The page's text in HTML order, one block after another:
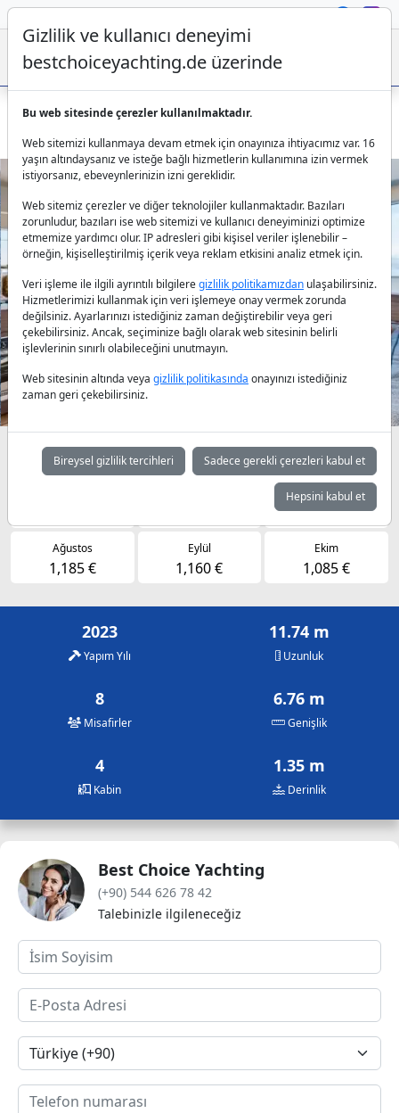
Lagoon 40 Mizu: Marmaris'te Konforlu Katamaran
Previous Next
Müsaitlik durumuna göre günlük fiyatlar
Temmuz
1,045 €
Ağustos
1,185 €
Eylül
1,160 €
Ekim
1,085 €
2023
Yapım Yılı
11.74 m
Uzunluk
8
Misafirler
6.76 m
Genişlik
4
Kabin
1.35 m
Derinlik
Best Choice Yachting
(+90) 544 626 78 42
Talebinizle ilgileneceğiz
Gizlilik ve kullanıcı deneyimi
bestchoiceyachting.de üzerinde
Bu web sitesinde çerezler kullanılmaktadır.
Web sitemizi kullanmaya devam etmek için onayınıza ihtiyacımız var. 16
yaşın altındaysanız ve isteğe bağlı hizmetlerin kullanımına izin vermek
istiyorsanız, ebeveynlerinizin izni gereklidir.
Web sitemiz çerezler ve diğer teknolojiler kullanmaktadır. Bazıları
zorunludur, bazıları ise web sitemizi ve kullanıcı deneyiminizi optimize
etmemize yardımcı olur. IP adresleri gibi kişisel veriler işlenebilir –
örneğin, kişiselleştirilmiş içerik veya reklam etkisini analiz etmek için.
Veri işleme ile ilgili ayrıntılı bilgileregizlilik politikamızdan ulaşabilirsiniz.
Hizmetlerimizi kullanmak için veri işlemeye onay vermek zorunda
değilsiniz. Ayarlarınızı istediğiniz zaman değiştirebilir veya geri
çekebilirsiniz. Ancak, seçiminize bağlı olarak web sitesinin belirli
işlevlerinin sınırlı olabileceğini unutmayın.
Web sitesinin altında veya gizlilik politikasında onayınızı istediğiniz
zaman geri çekebilirsiniz.
Bireysel gizlilik tercihleri Sadece gerekli çerezleri kabul et
Hepsini kabul et